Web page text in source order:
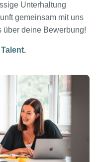
Unterhaltung
gemeinsam mit uns
über deine Bewerbung!